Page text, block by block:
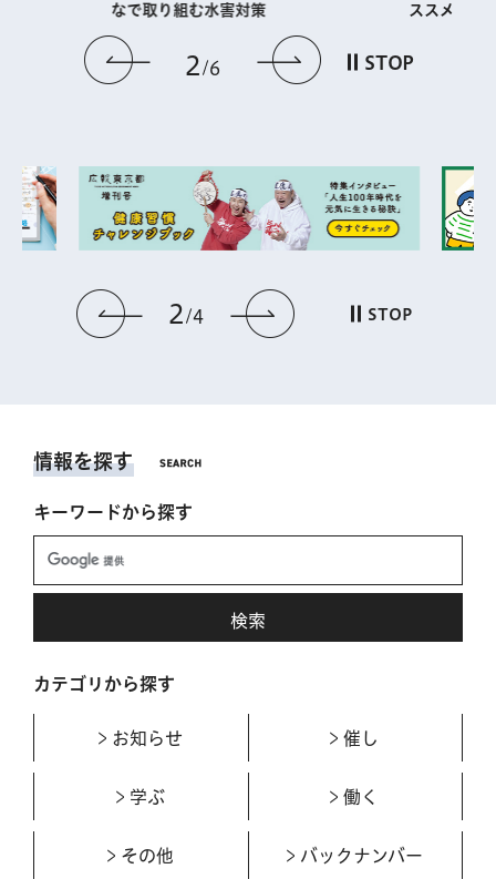
前のスライドを表示
2 6 次のスライドを
STOP
なで取り組む水害対策
ススメ
前のスライドを表示
2 4 次のスライドを表
STOP
情報を探す
キーワードから探す
カテゴリから探す
お知らせ 催し
学ぶ 働く
その他 バックナンバー